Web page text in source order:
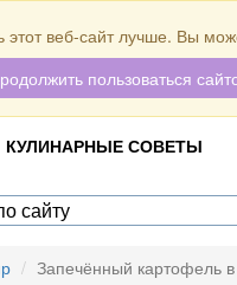
КУЛИНАРНЫЕ СОВЕТЫ
Запечённый картофель
веб-сайт лучше. Вы
пользоваться